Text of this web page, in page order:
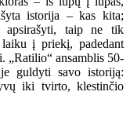
istorija – kas kita;
apsirašyti, taip ne tik
į priekį, padedant
„Ratilio“ ansamblis 50-
guldyti savo istoriją:
iki tvirto, klestinčio